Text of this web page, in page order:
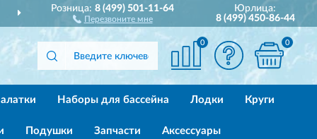
ДОСТАВИМ ПО ВСЕЙ РОССИИ
Розница:8 (499) 501-11-64
Перезвоните мне
Юрлица:
8 (499) 450-86-44
0 0
Наборы для бассейна Лодки Круги
Подушки Запчасти Аксессуары